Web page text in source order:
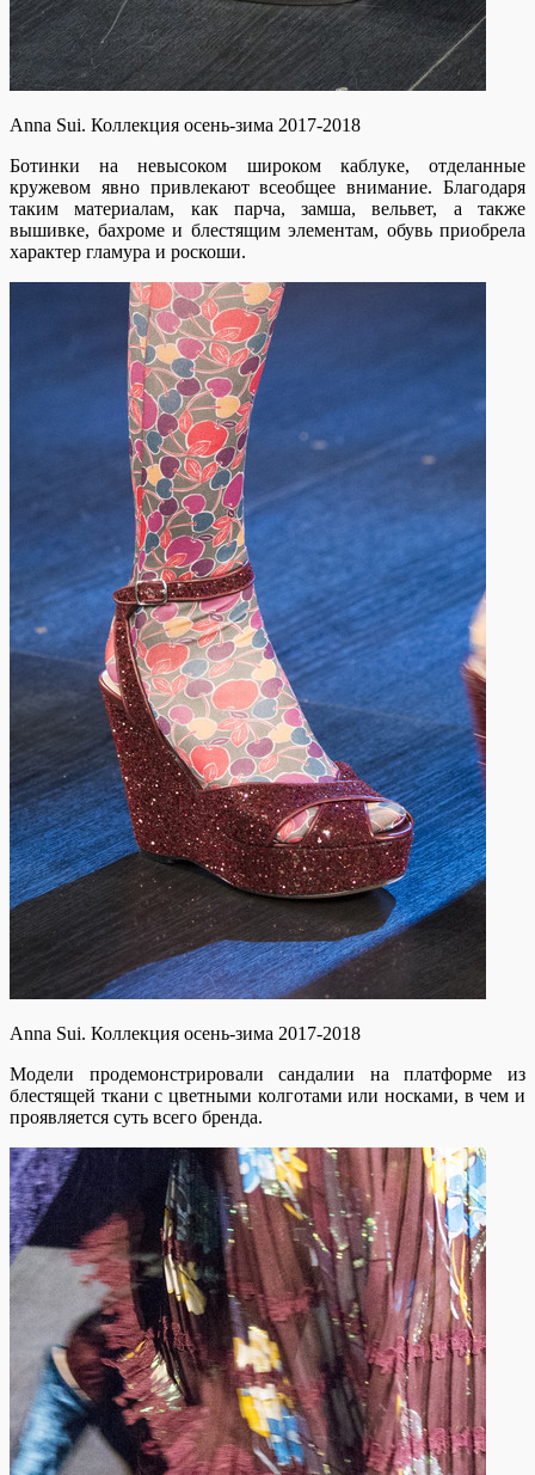
Anna Sui. Коллекция осень-зима 2017-2018
Ботинки на невысоком широком каблуке, отделанные
кружевом явно привлекают всеобщее внимание. Благодаря
таким материалам, как парча, замша, вельвет, а также
вышивке, бахроме и блестящим элементам, обувь приобрела
характер гламура и роскоши.
Anna Sui. Коллекция осень-зима 2017-2018
Модели продемонстрировали сандалии на платформе из
блестящей ткани с цветными колготами или носками, в чем и
проявляется суть всего бренда.